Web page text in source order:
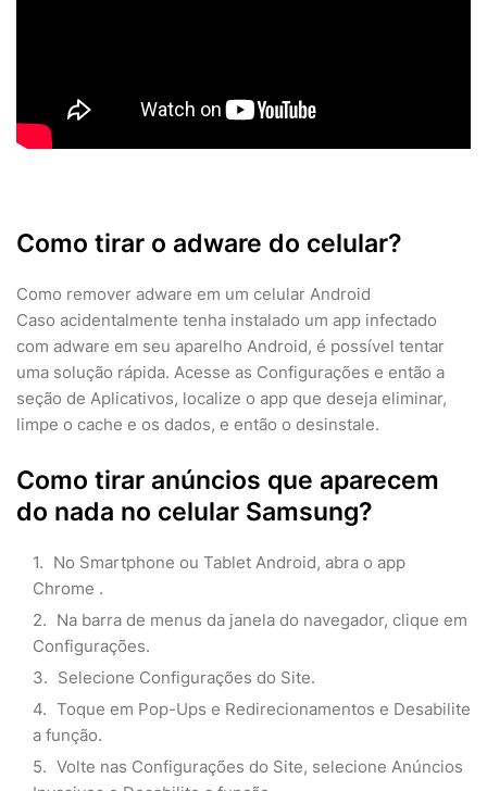
Como tirar o adware do celular?
Como remover adware em um celular Android
Caso acidentalmente tenha instalado um app infectado
com adware em seu aparelho Android, é possível tentar
uma solução rápida. Acesse as Configurações e então a
seção de Aplicativos, localize o app que deseja eliminar,
limpe o cache e os dados, e então o desinstale.
Como tirar anúncios que aparecem
do nada no celular Samsung?
No Smartphone ou Tablet Android, abra o app
Chrome .
Na barra de menus da janela do navegador, clique em
Configurações.
Selecione Configurações do Site.
Toque em Pop-Ups e Redirecionamentos e Desabilite
a função.
Volte nas Configurações do Site, selecione Anúncios